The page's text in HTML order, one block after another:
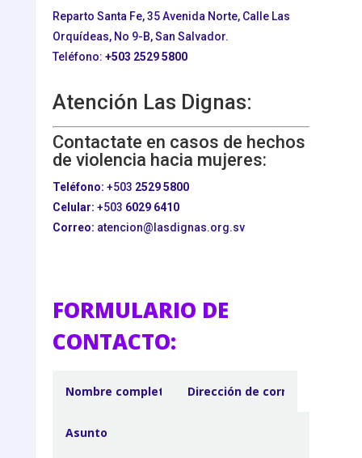
Reparto Santa Fe, 35 Avenida Norte, Calle Las
Orquídeas, No 9-B, San Salvador.
Teléfono: +503 2529 5800
Atención Las Dignas:
Contactate en casos de hechos
de violencia hacia mujeres:
Teléfono: +503 2529 5800
Celular: +503 6029 6410
Correo: atencion@lasdignas.org.sv
FORMULARIO DE
CONTACTO: